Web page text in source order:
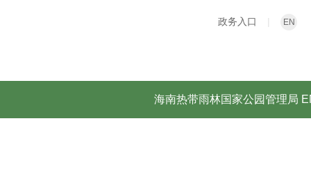
政务入口 EN
海南热带雨林国家公园管理局